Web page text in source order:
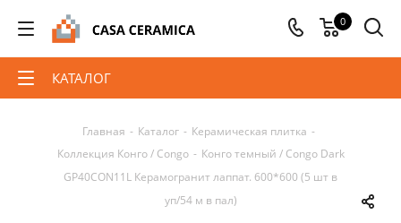
0
КАТАЛОГ
Главная - Каталог - Керамическая плитка -
Коллекция Конго / Congo - Конго темный / Congo Dark
GP40CON11L Керамогранит лаппат. 600*600 (5 шт в
уп/54 м в пал)